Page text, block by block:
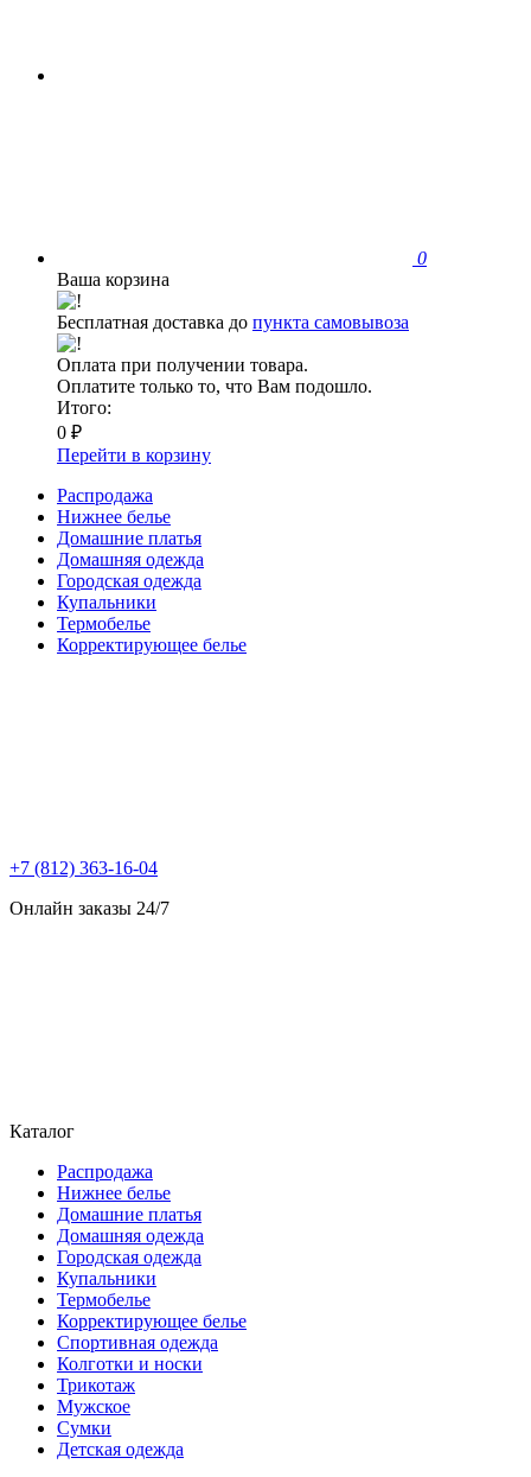
0
Ваша корзина
Бесплатная доставка до пункта самовывоза
Оплата при получении товара.
Оплатите только то, что Вам подошло.
Итого:
0 ₽
Перейти в корзину
Распродажа
Нижнее белье
Домашние платья
Домашняя одежда
Городская одежда
Купальники
Термобелье
Корректирующее белье
+7 (812) 363-16-04
Онлайн заказы 24/7
Каталог
Распродажа
Нижнее белье
Домашние платья
Домашняя одежда
Городская одежда
Купальники
Термобелье
Корректирующее белье
Спортивная одежда
Колготки и носки
Трикотаж
Мужское
Сумки
Детская одежда